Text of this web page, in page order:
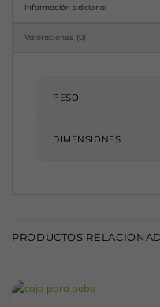
Información adicional
Valoraciones (0)
PESO
DIMENSIONES
PRODUCTOS